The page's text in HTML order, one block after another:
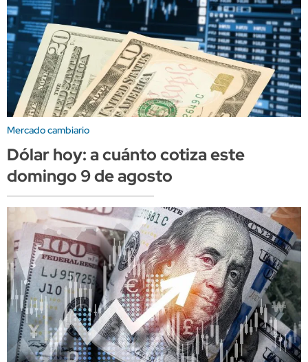
Mercado cambiario
Dólar hoy: a cuánto cotiza este
domingo 9 de agosto